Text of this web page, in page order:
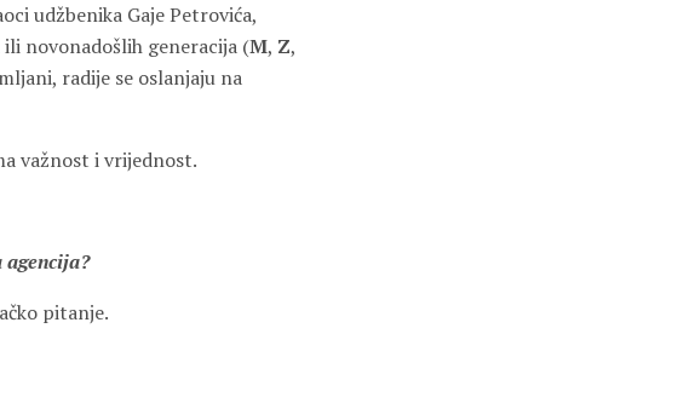
udžbenika Gaje Petrovića,
novonadošlih generacija (M, Z,
radije se oslanjaju na
važnost i vrijednost.
agencija?
pitanje.